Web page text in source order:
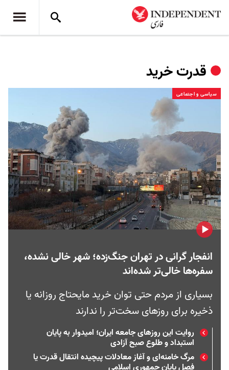
قدرت خرید
سیاسی و اجتماعی
انفجار گرانی در تهران جنگ‌زده؛ شهر خالی نشده،
سفره‌ها خالی‌تر شده‌اند
بسیاری از مردم حتی توان خرید مایحتاج روزانه یا
ذخیره‌ برای روزهای سخت‌تر را ندارند
روایت این روزهای جامعه ایران؛ امیدوار به پایان
استبداد و طلوع صبح آزادی
مرگ خامنه‌ای و آغاز معادلات پیچیده انتقال قدرت یا